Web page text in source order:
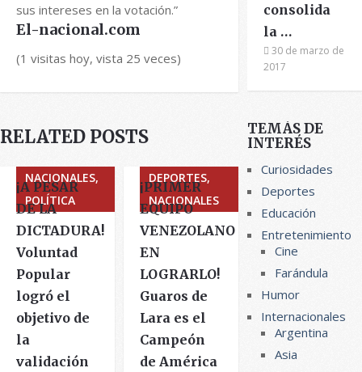
sus intereses en la votación.”
El-nacional.com
(1 visitas hoy, vista 25 veces)
RELATED POSTS
NACIONALES,
POLÍTICA
¡A PESAR
DE LA
DICTADURA!
Voluntad
Popular
logró el
objetivo de
la
validación
DEPORTES,
NACIONALES
¡PRIMER
EQUIPO
VENEZOLANO
EN
LOGRARLO!
Guaros de
Lara es el
Campeón
de América
consolida
la …
30 de marzo de
2017
TEMÁS DE
INTERÉS
Curiosidades
Deportes
Educación
Entretenimiento
Cine
Farándula
Humor
Internacionales
Argentina
Asia